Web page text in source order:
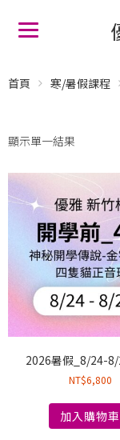
首頁 寒/暑假課程
顯示單一結果
2026暑假_8/24-
NT$6,800
加入購物車